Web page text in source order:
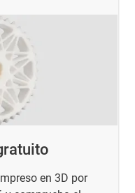
en 3D por